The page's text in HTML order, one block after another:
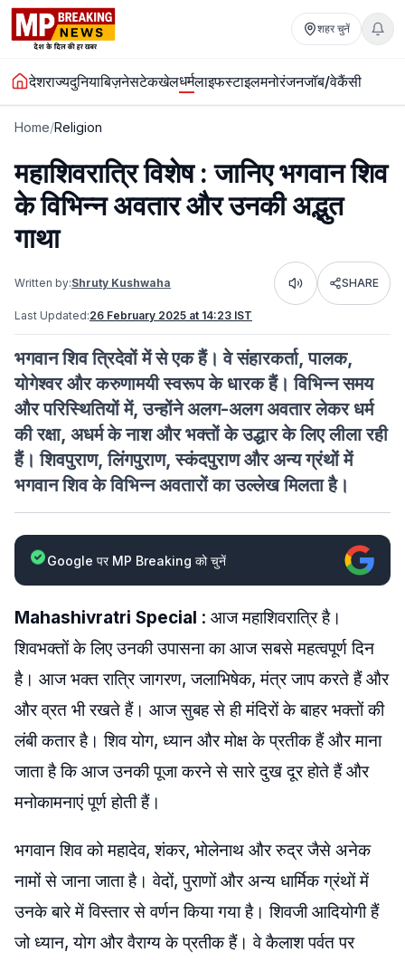
शहर चुनें
देशराज्यदुनियाबिज़नेसटेकखेलधर्मलाइफस्टाइलमनोरंजनजॉब/वेकैंसी
Home/Religion
महाशिवरात्रि विशेष : जानिए भगवान शिव
के विभिन्न अवतार और उनकी अद्भुत
गाथा
Written by:Shruty Kushwaha Listen SHARE
Last Updated:26 February 2025 at 14:23 IST
भगवान शिव त्रिदेवों में से एक हैं। वे संहारकर्ता, पालक,
योगेश्वर और करुणामयी स्वरूप के धारक हैं। विभिन्न समय
और परिस्थितियों में, उन्होंने अलग-अलग अवतार लेकर धर्म
की रक्षा, अधर्म के नाश और भक्तों के उद्धार के लिए लीला रही
हैं। शिवपुराण, लिंगपुराण, स्कंदपुराण और अन्य ग्रंथों में
भगवान शिव के विभिन्न अवतारों का उल्लेख मिलता है।
Google पर MP Breaking को चुनें
Mahashivratri Special : आज महाशिवरात्रि है।
शिवभक्तों के लिए उनकी उपासना का आज सबसे महत्वपूर्ण दिन
है। आज भक्त रात्रि जागरण, जलाभिषेक, मंत्र जाप करते हैं और
और व्रत भी रखते हैं। आज सुबह से ही मंदिरों के बाहर भक्तों की
लंबी कतार है। शिव योग, ध्यान और मोक्ष के प्रतीक हैं और माना
जाता है कि आज उनकी पूजा करने से सारे दुख दूर होते हैं और
मनोकामनाएं पूर्ण होती हैं।
भगवान शिव को महादेव, शंकर, भोलेनाथ और रुद्र जैसे अनेक
नामों से जाना जाता है। वेदों, पुराणों और अन्य धार्मिक ग्रंथों में
उनके बारे में विस्तार से वर्णन किया गया है। शिवजी आदियोगी हैं
जो ध्यान, योग और वैराग्य के प्रतीक हैं। वे कैलाश पर्वत पर